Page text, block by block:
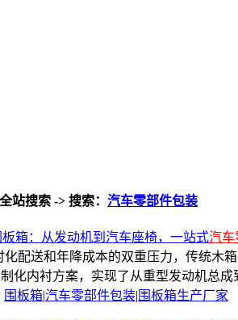
站搜索 -> 搜索： 汽车零部件包装
箱：从发动机到汽车座椅，一站式汽车
化配送和年降成本的双重压力，传统木
化内衬方案，实现了从重型发动机总成
围板箱|汽车零部件包装| 围板箱生产厂家